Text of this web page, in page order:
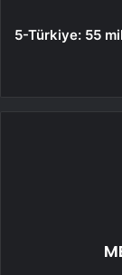
5-Türkiye: 55